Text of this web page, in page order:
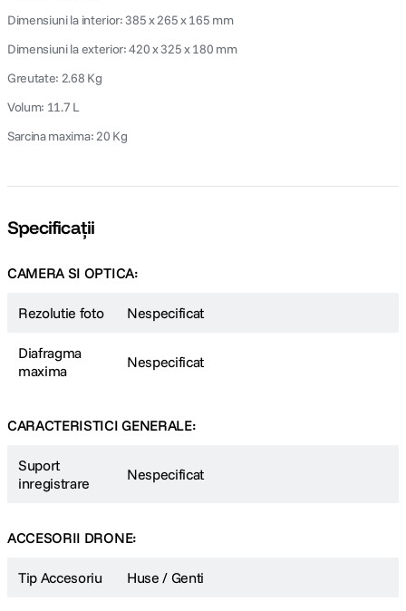
Dimensiuni la interior: 385 x 265 x 165 mm
Dimensiuni la exterior: 420 x 325 x 180 mm
Greutate: 2.68 Kg
Volum: 11.7 L
Sarcina maxima: 20 Kg
Specificații
CAMERA SI OPTICA:
Rezolutie foto Nespecificat
Diafragma
maxima
Nespecificat
CARACTERISTICI GENERALE:
Suport
inregistrare
Nespecificat
ACCESORII DRONE:
Tip Accesoriu Huse / Genti